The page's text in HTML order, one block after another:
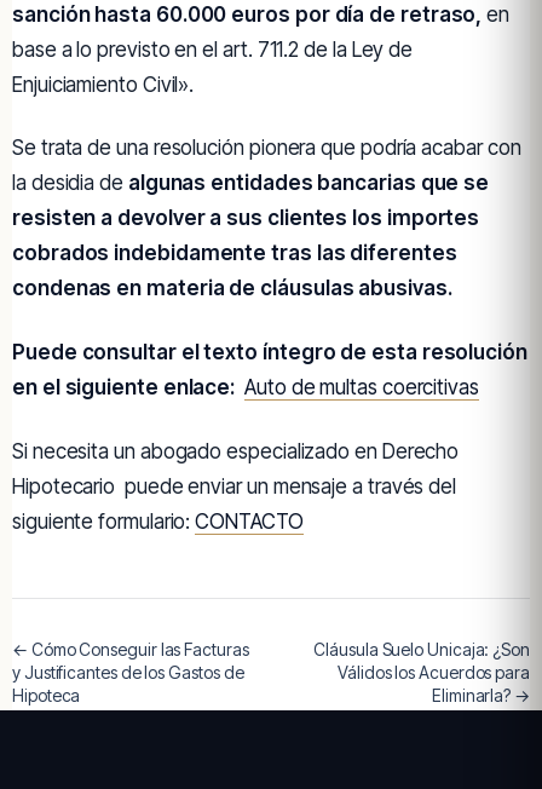
sanción hasta 60.000 euros por día de retraso, en
base a lo previsto en el art. 711.2 de la Ley de
Enjuiciamiento Civil».
Se trata de una resolución pionera que podría acabar con
la desidia de algunas entidades bancarias que se
resisten a devolver a sus clientes los importes
cobrados indebidamente tras las diferentes
condenas en materia de cláusulas abusivas.
Puede consultar el texto íntegro de esta resolución
en el siguiente enlace: Auto de multas coercitivas
Si necesita un abogado especializado en Derecho
Hipotecario puede enviar un mensaje a través del
siguiente formulario:CONTACTO
← Cómo Conseguir las Facturas
y Justificantes de los Gastos de
Hipoteca
Cláusula Suelo Unicaja: ¿Son
Válidos los Acuerdos para
Eliminarla? →